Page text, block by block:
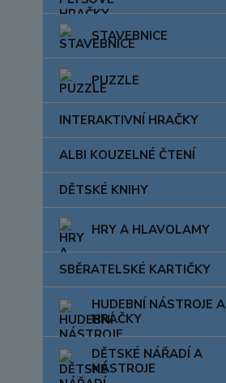
STAVEBNICE
PUZZLE
INTERAKTIVNÍ HRAČKY
ALBI KOUZELNÉ ČTENÍ
DĚTSKÉ KNIHY
HRY A HLAVOLAMY
SBĚRATELSKÉ KARTIČKY
HUDEBNÍ NÁSTROJE A
HRAČKY
DĚTSKÉ NÁŘADÍ A
NÁSTROJE